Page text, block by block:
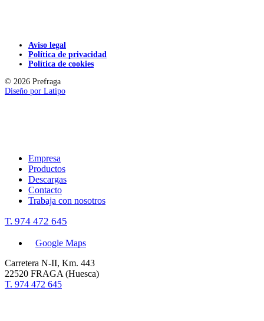
Aviso legal
Política de privacidad
Política de cookies
© 2026 Prefraga
Diseño por Latipo
Empresa
Productos
Descargas
Contacto
Trabaja con nosotros
T. 974 472 645
Google Maps
Carretera N-II, Km. 443
22520 FRAGA (Huesca)
T. 974 472 645